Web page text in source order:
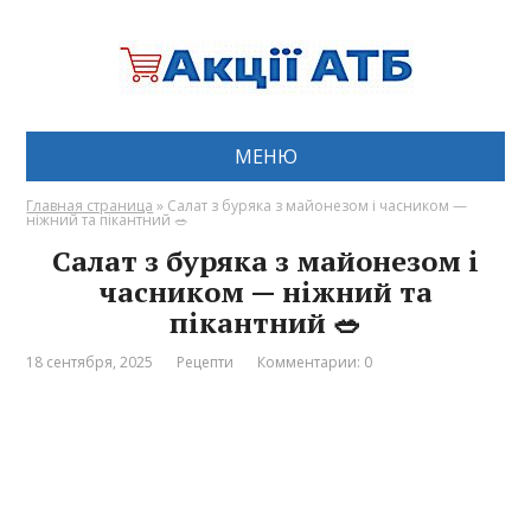
МЕНЮ
Главная страница » Салат з буряка з майонезом і часником —
ніжний та пікантний 🥗
Салат з буряка з майонезом і
часником — ніжний та
пікантний 🥗
18 сентября, 2025 Рецепти Комментарии: 0